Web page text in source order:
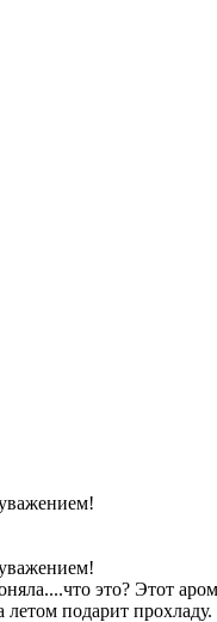
это? Этот
подарит